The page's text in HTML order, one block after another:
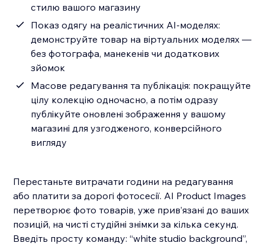
стилю вашого магазину
Показ одягу на реалістичних AI-моделях:
демонструйте товар на віртуальних моделях —
без фотографа, манекенів чи додаткових
зйомок
Масове редагування та публікація: покращуйте
цілу колекцію одночасно, а потім одразу
публікуйте оновлені зображення у вашому
магазині для узгодженого, конверсійного
вигляду
Перестаньте витрачати години на редагування
або платити за дорогі фотосесії. AI Product Images
перетворює фото товарів, уже прив’язані до ваших
позицій, на чисті студійні знімки за кілька секунд.
Введіть просту команду: “white studio background”,